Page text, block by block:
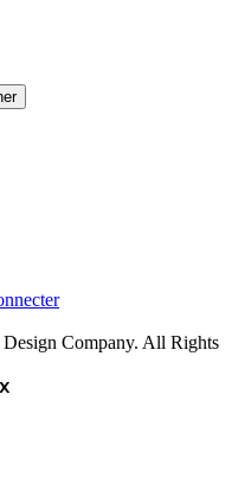
Company. All Rights